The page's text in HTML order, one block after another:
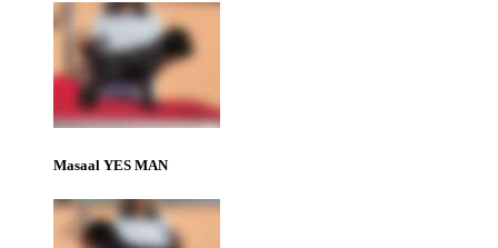
Masaal YES MAN